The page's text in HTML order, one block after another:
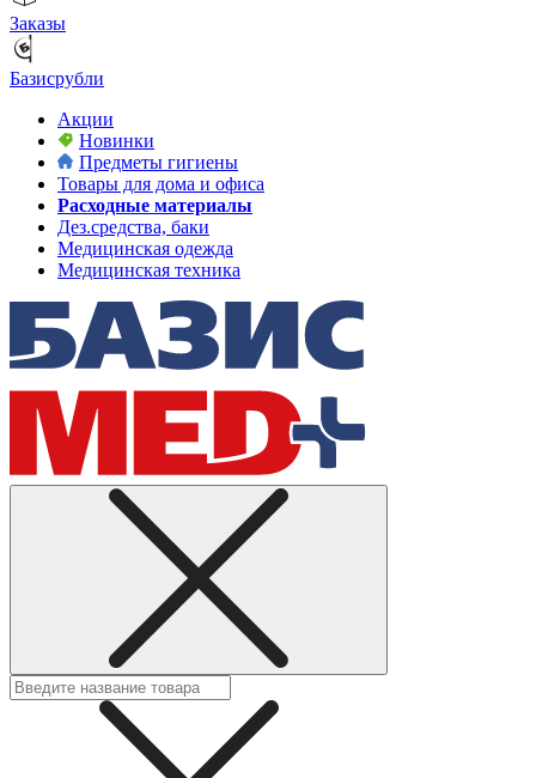
Заказы
Базисрубли
Акции
Новинки
Предметы гигиены
Товары для дома и офиса
Расходные материалы
Дез.средства, баки
Медицинская одежда
Медицинская техника